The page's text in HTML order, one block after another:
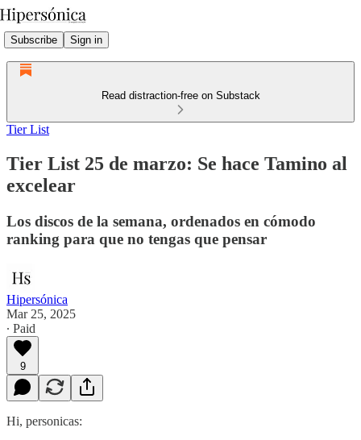
Subscribe Sign in
Read distraction-free on Substack
Tier List
Tier List 25 de marzo: Se hace Tamino al
excelear
Los discos de la semana, ordenados en cómodo
ranking para que no tengas que pensar
Hipersónica
Mar 25, 2025
∙ Paid
9
Hi, personicas: